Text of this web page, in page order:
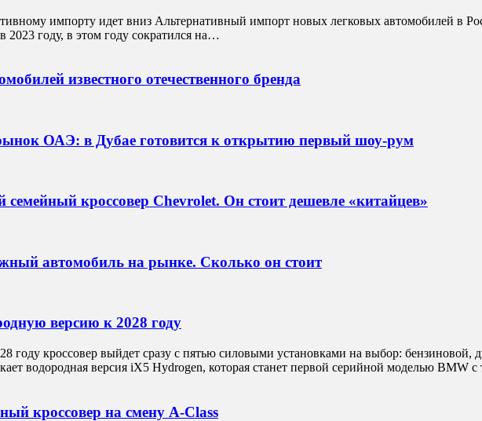
импорту идет вниз Альтернативный импорт новых легковых автомобилей в
году, в этом году сократился на…
известного отечественного бренда
ОАЭ: в Дубае готовится к открытию первый шоу-рум
кроссовер Chevrolet. Он стоит дешевле «китайцев»
автомобиль на рынке. Сколько он стоит
версию к 2028 году
году кроссовер выйдет сразу с пятью силовыми установками на выбор:
водородная версия iX5 Hydrogen, которая станет первой серийной моделью BMW
кроссовер на смену A-Class